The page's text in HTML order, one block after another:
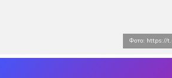
Фото: https://